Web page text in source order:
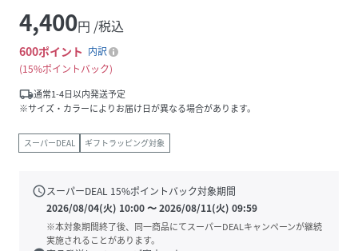
4,400円 /税込
600ポイント 内訳
15%ポイントバック
local_shipping通常1-4日以内発送予定
※サイズ・カラーによりお届け日が異なる場合があります。
スーパーDEAL ギフトラッピング対象
scheduleスーパーDEAL 15%ポイントバック対象期間
2026/08/04(火) 10:00〜2026/08/11(火) 09:59
※本対象期間終了後、同一商品にてスーパーDEALキャンペーンが継続
実施されることがあります。